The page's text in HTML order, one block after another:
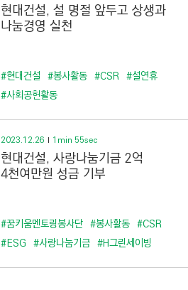
현대건설, 설 명절 앞두고 상생과
나눔경영 실천
#현대건설 #봉사활동 #CSR #설연휴
#사회공헌활동
2023.12.26 1min 55sec
현대건설, 사랑나눔기금 2억
4천여만원 성금 기부
#꿈키움멘토링봉사단 #봉사활동 #CSR
#ESG #사랑나눔기금 #H그린세이빙